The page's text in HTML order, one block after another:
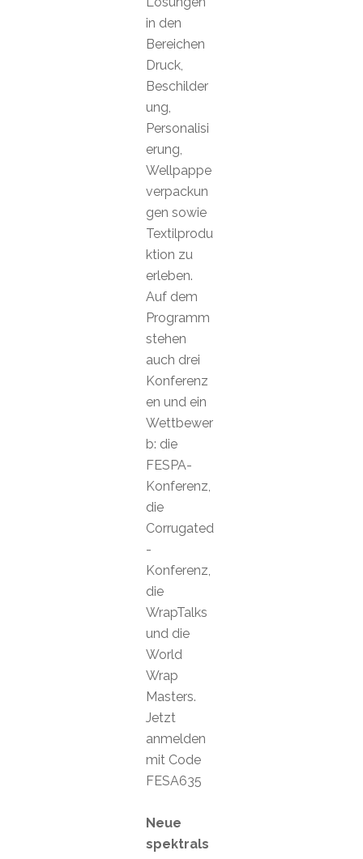
in den
Bereichen
Druck,
Beschilder
ung,
Personalisi
erung,
Wellpappe
verpackun
gen sowie
Textilprodu
ktion zu
erleben.
Auf dem
Programm
stehen
auch drei
Konferenz
en und ein
Wettbewer
b: die
FESPA-
Konferenz,
die
Corrugated
-
Konferenz,
die
WrapTalks
und die
World
Wrap
Masters.
Jetzt
anmelden
mit Code
FESA635
Neue
spektrals